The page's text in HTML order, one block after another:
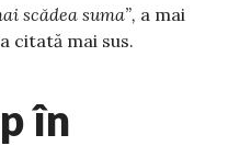
scădea suma”, a mai
citată mai sus.
în